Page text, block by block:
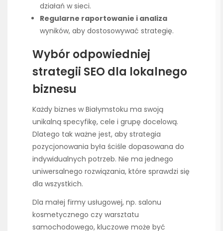
działań w sieci.
Regularne raportowanie i analiza
wyników, aby dostosowywać strategię.
Wybór odpowiedniej
strategii SEO dla lokalnego
biznesu
Każdy biznes w Białymstoku ma swoją
unikalną specyfikę, cele i grupę docelową.
Dlatego tak ważne jest, aby strategia
pozycjonowania była ściśle dopasowana do
indywidualnych potrzeb. Nie ma jednego
uniwersalnego rozwiązania, które sprawdzi się
dla wszystkich.
Dla małej firmy usługowej, np. salonu
kosmetycznego czy warsztatu
samochodowego, kluczowe może być